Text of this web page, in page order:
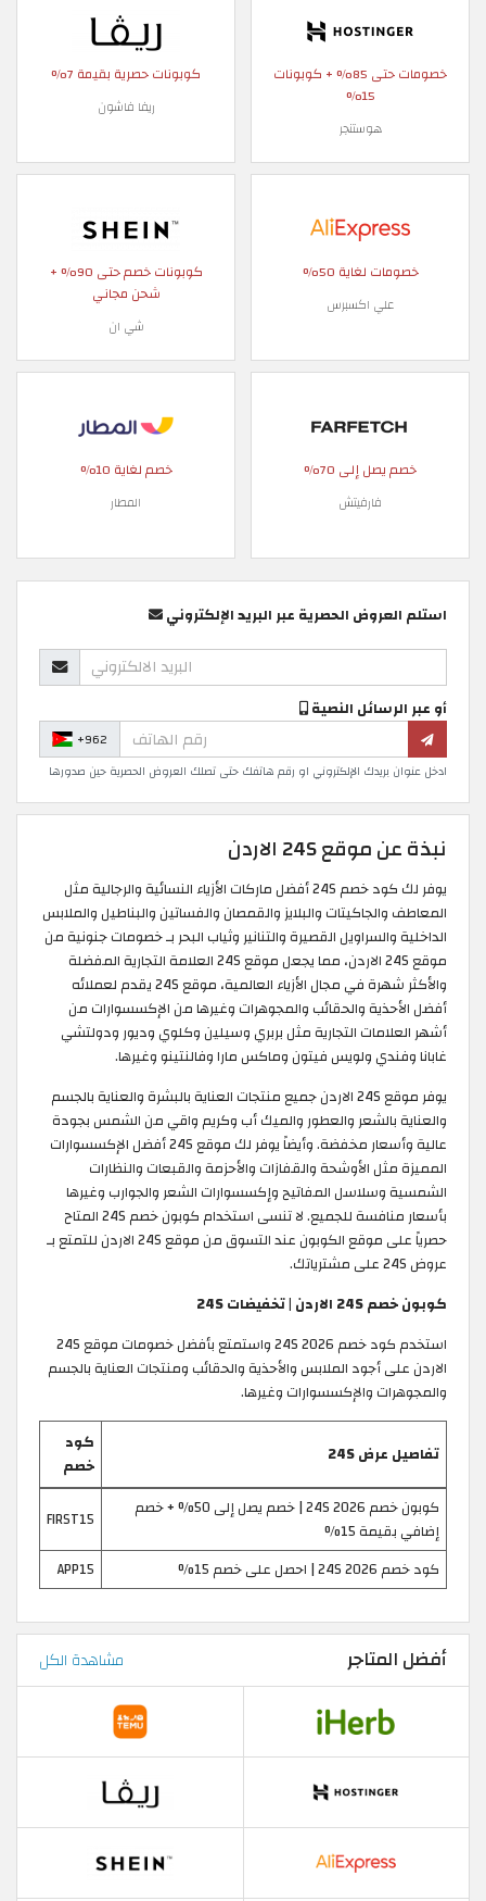
خصومات حتى 85% + كوبونات
15%
هوستنجر
كوبونات حصرية بقيمة 7%
ريفا فاشون
خصومات لغاية 50%
علي اكسبرس
كوبونات خصم حتى 90% +
شحن مجاني
شي ان
خصم يصل إلى 70%
فارفيتش
خصم لغاية 10%
المطار
استلم العروض الحصرية عبر البريد الإلكتروني
أو عبر الرسائل النصية
+962
ادخل عنوان بريدك الإلكتروني او رقم هاتفك حتى تصلك العروض الحصرية حين صدورها
نبذة عن موقع 24S الاردن
يوفر لك كود خصم 24S أفضل ماركات الأزياء النسائية والرجالية مثل
المعاطف والجاكيتات والبلايز والقمصان والفساتين والبناطيل والملابس
الداخلية والسراويل القصيرة والتنانير وثياب البحر بـ خصومات جنونية من
موقع 24S الاردن، مما يجعل موقع 24S العلامة التجارية المفضلة
والأكثر شهرة في مجال الأزياء العالمية، موقع 24S يقدم لعملائه
أفضل الأحذية والحقائب والمجوهرات وغيرها من الإكسسوارات من
أشهر العلامات التجارية مثل بربري وسيلين وكلوي وديور ودولتشي
غابانا وفندي ولويس فيتون وماكس مارا وفالنتينو وغيرها.
يوفر موقع 24S الاردن جميع منتجات العناية بالبشرة والعناية بالجسم
والعناية بالشعر والعطور والميك أب وكريم واقي من الشمس بجودة
عالية وأسعار مخفضة. وأيضاً يوفر لك موقع 24S أفضل الإكسسوارات
المميزة مثل الأوشحة والقفازات والأحزمة والقبعات والنظارات
الشمسية وسلاسل المفاتيح وإكسسوارات الشعر والجوارب وغيرها
بأسعار منافسة للجميع. لا تنسى استخدام كوبون خصم 24S المتاح
حصرياً على موقع الكوبون عند التسوق من موقع 24S الاردن للتمتع بـ
عروض 24S على مشترياتك. ​
كوبون خصم 24S الاردن | تخفيضات 24S
استخدم كود خصم 24S 2026 واستمتع بأفضل خصومات موقع 24S
الاردن على أجود الملابس والأحذية والحقائب ومنتجات العناية بالجسم
والمجوهرات والإكسسوارات وغيرها.
تفاصيل عرض 24S
كود
خصم
كوبون خصم 24S 2026 | خصم يصل إلى 50% + خصم
إضافي بقيمة 15%
FIRST15
كود خصم 24S 2026 | احصل على خصم 15%
APP15
أفضل المتاجر مشاهدة الكل